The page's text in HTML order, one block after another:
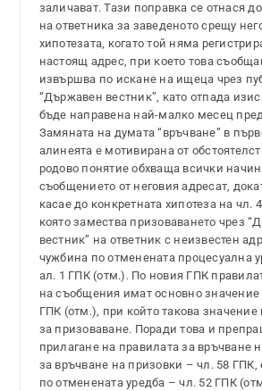
заличават. Тази поправка се отнася
на ответника за заведеното срещу
хипотезата, когато той няма
настоящ адрес, при което това
извършва по искане на ищеца чрез
“Държавен вестник”, като отпада
бъде направена най-малко месец
Замяната на думата “връчване” в
алинеята е мотивирана от
родово понятие обхваща всички
съобщението от неговия адресат,
касае до конкретната хипотеза на чл.
която замества призоваването чрез
вестник” на ответник с неизвестен
чужбина по отменената процесуална
ал. 1 ГПК (отм.). По новия ГПК
на съобщения имат основно значение
ГПК (отм.), при който такова
за призоваване. Поради това и
прилагане на правилата за връчване
за връчване на призовки – чл. 58 ГПК,
по отменената уредба – чл. 52 ГПК